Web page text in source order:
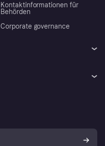
Kontaktinformationen für
Behörden
Corporate governance
Dein Widerrufsrecht